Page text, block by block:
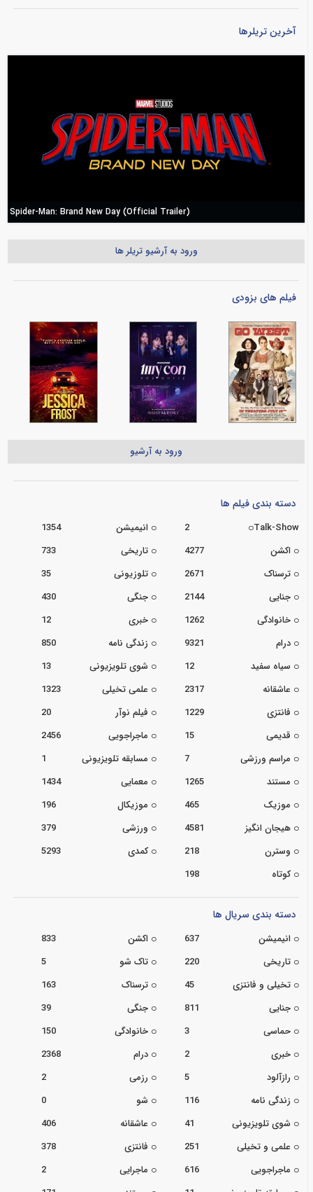
آخرین تریلرها
Spider-Man: Brand New Day (Official Trailer)
ورود به آرشیو تریلر ها
فیلم های بزودی
ورود به آرشیو
دسته بندی فیلم ها
Talk-Show
2 انیمیشن
1354
اکشن
4277 تاریخی
733
ترسناک
2671 تلوزیونی
35
جنایی
2144 جنگی
430
خانوادگی
1262 خبری
12
درام
9321 زندگی نامه
850
سیاه سفید
12 شوی تلویزیونی
13
عاشقانه
2317 علمی تخیلی
1323
فانتزی
1229 فیلم نوآر
20
قدیمی
15 ماجراجویی
2456
مراسم ورزشی
7 مسابقه تلویزیونی
1
مستند
1265 معمایی
1434
موزیک
465 موزیکال
196
هیجان انگیز
4581 ورزشی
379
وسترن
218 کمدی
5293
کوتاه
198
دسته بندی سریال ها
انیمیشن 637 اکشن
833
تاریخی
220 تاک شو
5
تخیلی و فانتزی
45 ترسناک
163
جنایی
811 جنگی
39
حماسی
3 خانوادگی
150
خبری
2 درام
2368
رازآلود
5 رزمی
2
زندگی نامه
116 شو
0
شوی تلویزیونی
41 عاشقانه
406
علمی و تخیلی
251 فانتزی
378
ماجراجویی
616 ماجرایی
2